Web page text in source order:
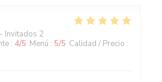
Invitados 2
: 4/5 Menú : 5/5 Calidad / Precio :